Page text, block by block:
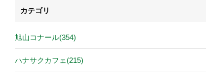
カテゴリ
旭山コナール(354)
ハナサクカフェ(215)